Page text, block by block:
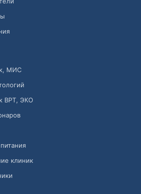
МИС
ВРТ, ЭКО
клиник